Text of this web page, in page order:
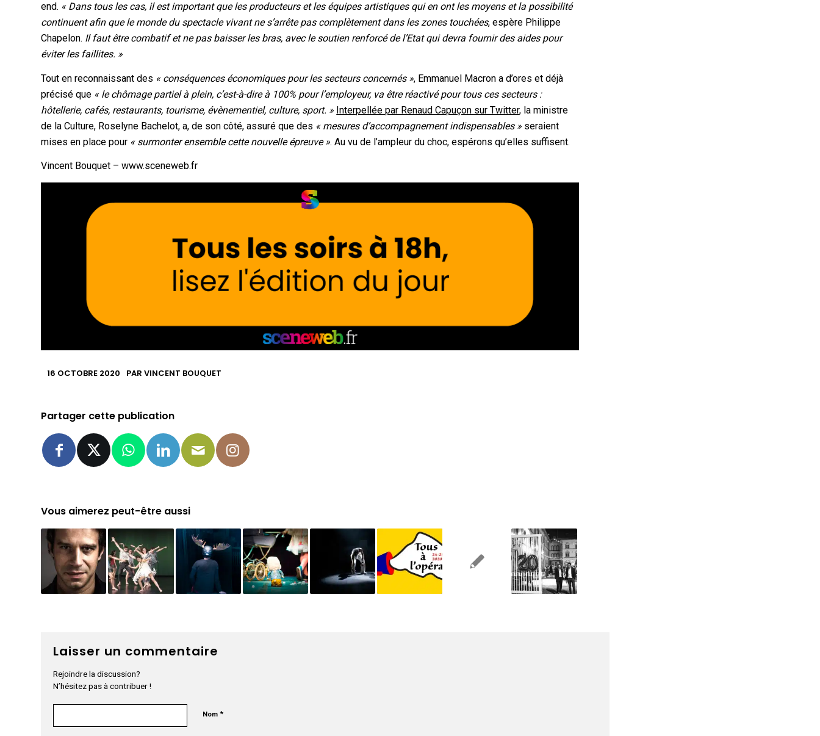
end. « Dans tous les cas, il est important que les producteurs et les équipes artistiques qui en ont les moyens et la possibilité
continuent afin que le monde du spectacle vivant ne s’arrête pas complètement dans les zones touchées, espère Philippe
Chapelon. Il faut être combatif et ne pas baisser les bras, avec le soutien renforcé de l’Etat qui devra fournir des aides pour
éviter les faillites. »
Tout en reconnaissant des « conséquences économiques pour les secteurs concernés », Emmanuel Macron a d’ores et déjà
précisé que « le chômage partiel à plein, c’est-à-dire à 100% pour l’employeur, va être réactivé pour tous ces secteurs :
hôtellerie, cafés, restaurants, tourisme, évènementiel, culture, sport. » Interpellée par Renaud Capuçon sur Twitter, la ministre
de la Culture, Roselyne Bachelot, a, de son côté, assuré que des « mesures d’accompagnement indispensables » seraient
mises en place pour « surmonter ensemble cette nouvelle épreuve ». Au vu de l’ampleur du choc, espérons qu’elles suffisent.
Vincent Bouquet – www.sceneweb.fr
16 OCTOBRE 2020 PARVINCENT BOUQUET
Partager cette publication
Vous aimerez peut-être aussi
Laisser un commentaire
Rejoindre la discussion?
N’hésitez pas à contribuer !
Nom*